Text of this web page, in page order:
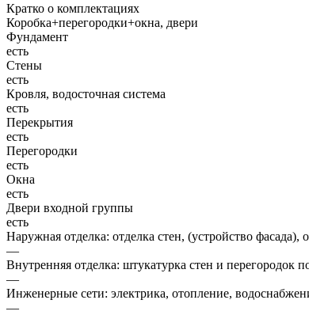
Кратко о комплектациях
Коробка+перегородки+окна, двери
Фундамент
есть
Стены
есть
Кровля, водосточная система
есть
Перекрытия
есть
Перегородки
есть
Окна
есть
Двери входной группы
есть
Наружная отделка: отделка стен, (устройство фасада),
—
Внутренняя отделка: штукатурка стен и перегородок
—
Инженерные сети: электрика, отопление,
—